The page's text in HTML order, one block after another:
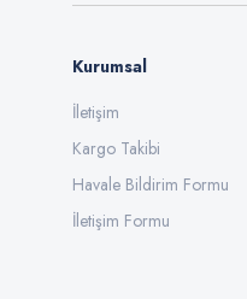
Kurumsal
İletişim
Kargo Takibi
Havale Bildirim Formu
İletişim Formu